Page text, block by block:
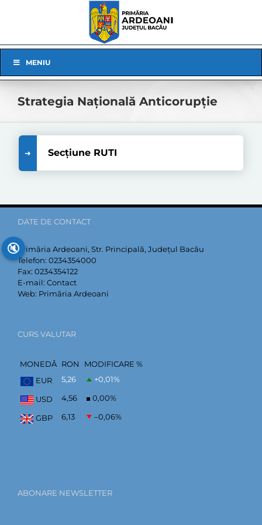
Navigation
MENIU
Strategia Națională Anticorupție
Secțiune RUTI
DATE DE CONTACT
Primăria Ardeoani, Str. Principală, Județul Bacău
Telefon: 0234354000
Fax: 0234354122
E-mail: Contact
Web: Primăria Ardeoani
CURS VALUTAR
MONEDĂ RON
MODIFICARE %
EUR
5,26 +0,01%
USD 4,56 0,00%
GBP 6,13 –0,06%
ABONARE NEWSLETTER
🔇